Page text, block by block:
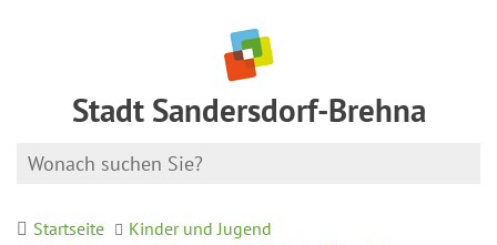
Stadt Sandersdorf-Brehna
Startseite
Kinder und Jugend